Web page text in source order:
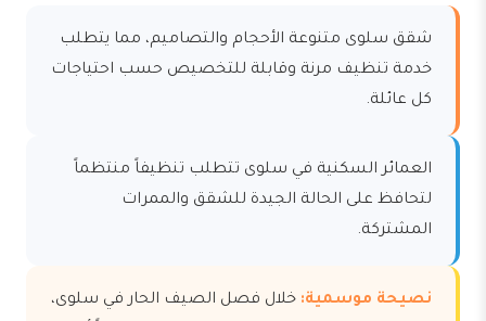
شقق سلوى متنوعة الأحجام والتصاميم، مما يتطلب
خدمة تنظيف مرنة وقابلة للتخصيص حسب احتياجات
كل عائلة.
العمائر السكنية في سلوى تتطلب تنظيفاً منتظماً
لتحافظ على الحالة الجيدة للشقق والممرات
المشتركة.
نصيحة موسمية: خلال فصل الصيف الحار في سلوى،